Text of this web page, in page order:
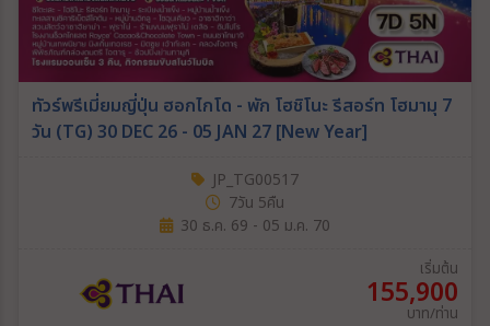
ทัวร์พรีเมี่ยมญี่ปุ่น ฮอกไกโด - พัก โฮชิโนะ รีสอร์ท โฮมามุ 7
วัน (TG) 30 DEC 26 - 05 JAN 27 [New Year]
JP_TG00517
7วัน 5คืน
30 ธ.ค. 69 - 05 ม.ค. 70
เริ่มต้น
155,900
บาท/ท่าน